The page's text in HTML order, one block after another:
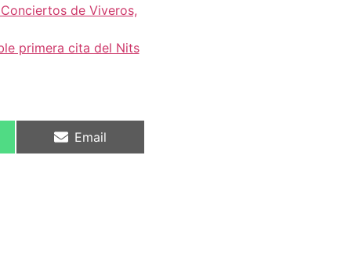
de Viveros,
primera cita del Nits
Email